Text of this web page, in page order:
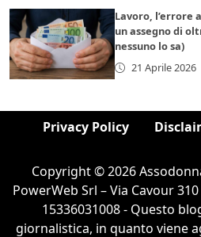
Lavoro, l’errore
un assegno di
nessuno lo sa)
21 Aprile 2026
Privacy Policy
Copyright © 2026
PowerWeb Srl – Via Cavour
15336031008 - Questo
giornalistica, in quanto viene